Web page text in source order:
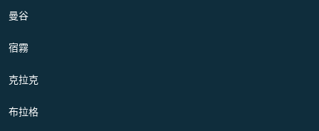
曼谷
宿霧
克拉克
布拉格